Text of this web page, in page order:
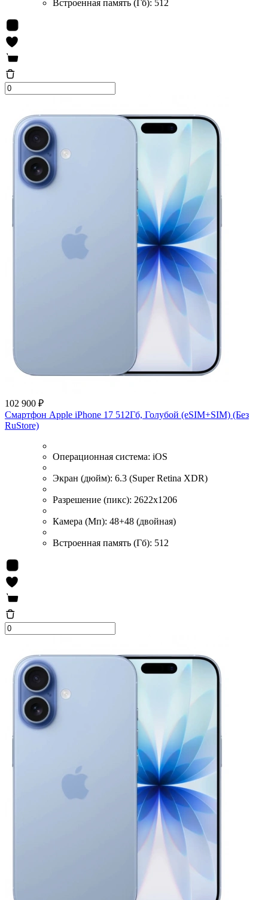
Встроенная память (Гб): 512
102 900 ₽
Смартфон Apple iPhone 17 512Гб, Голубой (eSIM+SIM) (Без
RuStore)
Операционная система: iOS
Экран (дюйм): 6.3 (Super Retina XDR)
Разрешение (пикс): 2622x1206
Камера (Мп): 48+48 (двойная)
Встроенная память (Гб): 512